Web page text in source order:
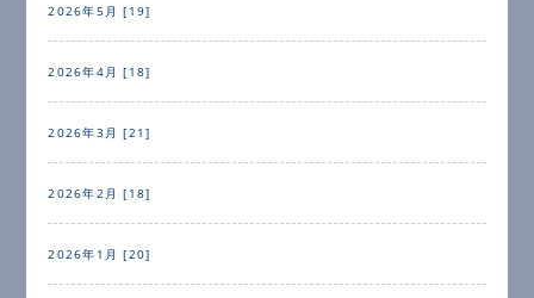
2026年5月 [19]
2026年4月 [18]
2026年3月 [21]
2026年2月 [18]
2026年1月 [20]